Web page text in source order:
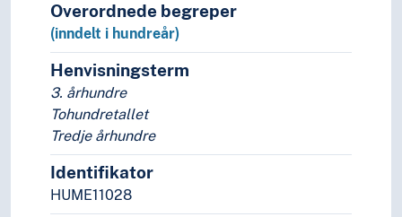
Overordnede begreper
(inndelt i hundreår)
Henvisningsterm
3. århundre
Tohundretallet
Tredje århundre
Identifikator
HUME11028